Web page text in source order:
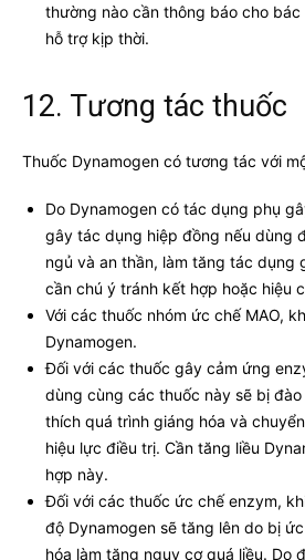
thường nào cần thông báo cho
hỗ trợ kịp thời.
12. Tương tác thuốc
Thuốc Dynamogen có tương tác với
Do Dynamogen có tác dụng phụ
gây tác dụng hiệp đồng nếu dùng
ngủ và an thần, làm tăng tác dụng
cần chú ý tránh kết hợp hoặc hiệu
Với các thuốc nhóm ức chế MAO,
Dynamogen.
Đối với các thuốc gây cảm ứng
dùng cùng các thuốc này sẽ bị
thích quá trình giáng hóa và
hiệu lực điều trị. Cần tăng liều
hợp này.
Đối với các thuốc ức chế enzym,
độ Dynamogen sẽ tăng lên do bị
hóa làm tăng nguy cơ quá liều. Do